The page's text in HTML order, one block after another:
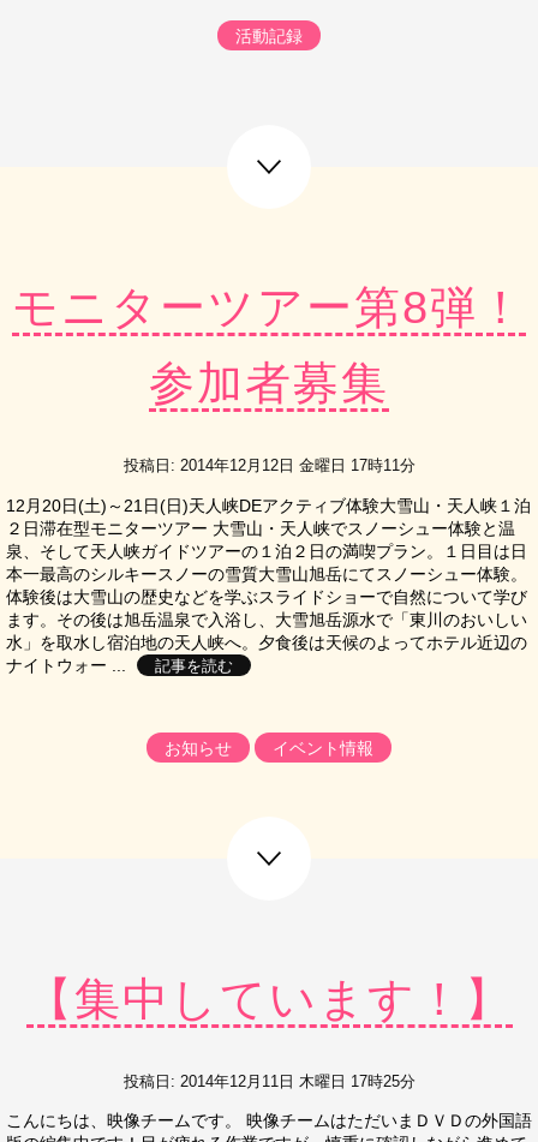
活動記録
モニターツアー第8弾！
参加者募集
投稿日: 2014年12月12日 金曜日 17時11分
12月20日(土)～21日(日)天人峡DEアクティブ体験大雪山・天人峡１泊
２日滞在型モニターツアー 大雪山・天人峡でスノーシュー体験と温
泉、そして天人峡ガイドツアーの１泊２日の満喫プラン。１日目は日
本一最高のシルキースノーの雪質大雪山旭岳にてスノーシュー体験。
体験後は大雪山の歴史などを学ぶスライドショーで自然について学び
ます。その後は旭岳温泉で入浴し、大雪旭岳源水で「東川のおいしい
水」を取水し宿泊地の天人峡へ。夕食後は天候のよってホテル近辺の
ナイトウォー ...
記事を読む
お知らせ イベント情報
【集中しています！】
投稿日: 2014年12月11日 木曜日 17時25分
こんにちは、映像チームです。 映像チームはただいまＤＶＤの外国語